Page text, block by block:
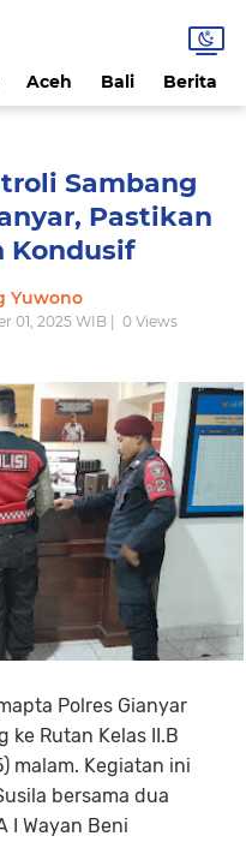
Aceh Bali Berita
Sambang
Pastikan
Kondusif
Yuwono
01, 2025 WIB | 0Views
Polres Gianyar
ke Rutan Kelas II.B
malam. Kegiatan ini
bersama dua
I Wayan Beni